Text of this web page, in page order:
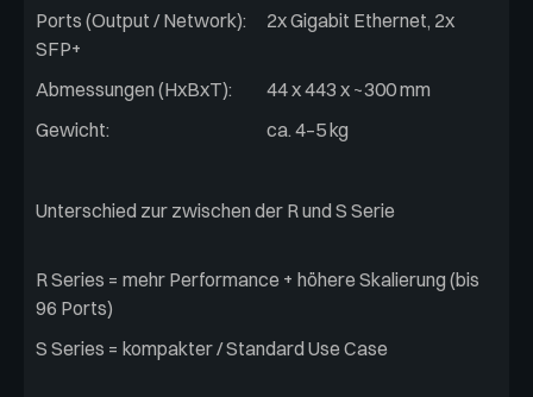
Ports (Output / Network):
2x Gigabit Ethernet, 2x
SFP+
Abmessungen (HxBxT):
44 x 443 x ~300 mm
Gewicht:
ca. 4–5 kg
Unterschied zur zwischen der R und S Serie
R Series = mehr Performance + höhere Skalierung (bis
96 Ports)
S Series = kompakter / Standard Use Case